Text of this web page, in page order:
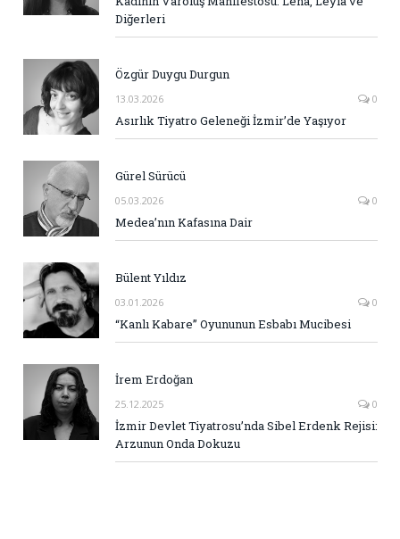
Diğerleri
Özgür Duygu Durgun
13.03.2026 0
Asırlık Tiyatro Geleneği İzmir’de Yaşıyor
Gürel Sürücü
05.03.2026 0
Medea’nın Kafasına Dair
Bülent Yıldız
03.01.2026 0
“Kanlı Kabare” Oyununun Esbabı Mucibesi
İrem Erdoğan
25.12.2025 0
İzmir Devlet Tiyatrosu’nda Sibel Erdenk Rejisi:
Arzunun Onda Dokuzu